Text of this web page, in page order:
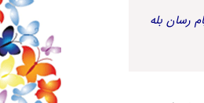
رسان بله